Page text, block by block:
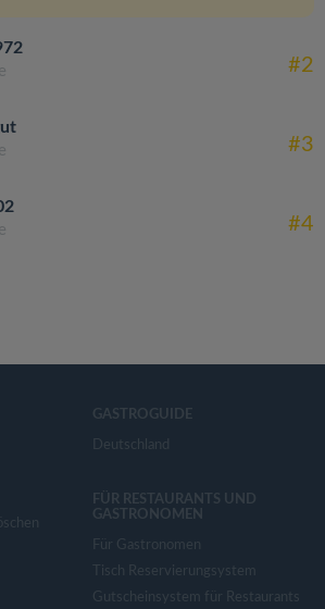
#2
#3
#4
GASTROGUIDE
Deutschland
FÜR RESTAURANTS UND
GASTRONOMEN
Für Gastronomen
Tisch Reservierungsystem
Gutscheinsystem für Restaurants